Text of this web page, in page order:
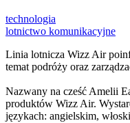
technologia
lotnictwo komunikacyjne
Linia lotnicza Wizz Air
temat podróży oraz
Nazwany na cześć Amelii
produktów Wizz Air.
językach: angielskim,